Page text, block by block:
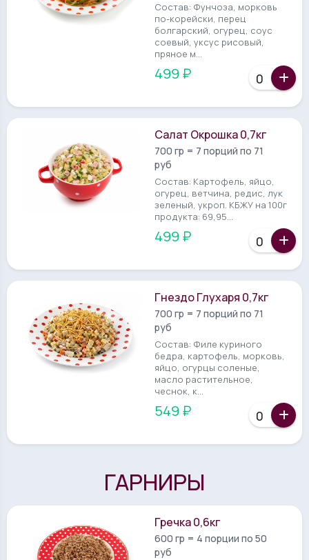
Состав: Фунчоза, морковь
по-корейски, перец
болгарский, огурец, соус
соевый, уксус рисовый,
пряное м...
499 ₽
Салат Окрошка 0,7кг
700 гр = 7 порций по 71
руб
Состав: Картофель, яйцо,
огурец, ветчина, редис, лук
зеленый, укроп. КБЖУ на 100г
продукта: 69,95...
499 ₽
Гнездо Глухаря 0,7кг
700 гр = 7 порций по 71
руб
Состав: Филе куриного
бедра, картофель, морковь,
яйцо, огурцы соленые,
масло растительное,
чеснок, к...
549 ₽
ГАРНИРЫ
Гречка 0,6кг
600 гр = 4 порции по 50
руб